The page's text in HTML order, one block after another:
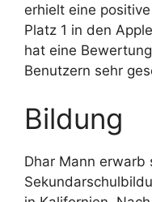
erhielt eine
Platz 1 in den
hat eine
Benutzern sehr
Bildung
Dhar Mann erwarb